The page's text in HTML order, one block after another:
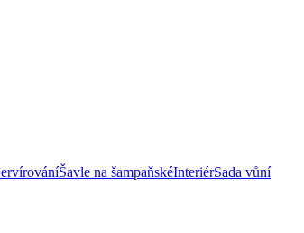
Šavle na šampaňskéInteriérSada vůní